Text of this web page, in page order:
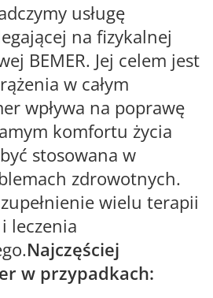
usługę
na fizykalnej
BEMER. Jej celem jest
w całym
wpływa na poprawę
komfortu życia
stosowana w
zdrowotnych.
wielu terapii
leczenia
Najczęściej
w przypadkach: